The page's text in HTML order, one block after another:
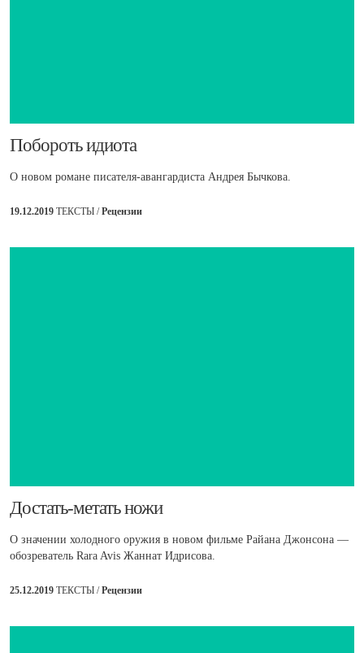
​Побороть идиота
О новом романе писателя-авангардиста Андрея Бычкова.
19.12.2019 ТЕКСТЫ /Рецензии
​Достать-метать ножи
О значении холодного оружия в новом фильме Райана Джонсона —
обозреватель Rara Avis Жаннат Идрисова.
25.12.2019 ТЕКСТЫ /Рецензии